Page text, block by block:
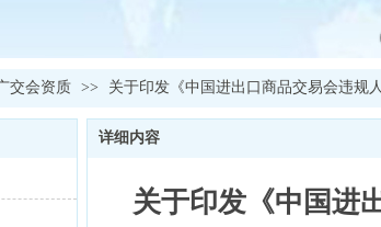
交会资质 >> 关于印发《中国进出口商品交易会违规
详细内容
关于印发《中国进